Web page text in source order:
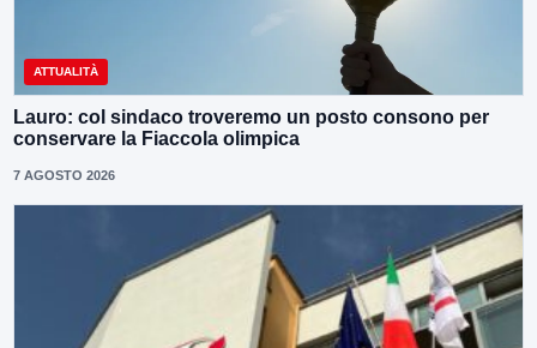
ATTUALITÀ
Lauro: col sindaco troveremo un posto consono per
conservare la Fiaccola olimpica
7 AGOSTO 2026